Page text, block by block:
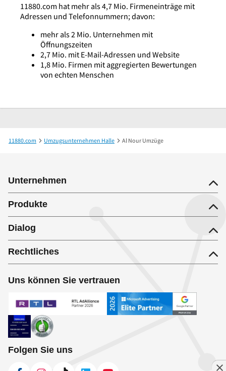
11880.com hat mehr als 4,7 Mio. Firmeneinträge mit
Adressen und Telefonnummern; davon:
mehr als 2 Mio. Unternehmen mit
Öffnungszeiten
2,7 Mio. mit E-Mail-Adressen und Website
1,8 Mio. Firmen mit aggregierten Bewertungen
von echten Menschen
11880.com Umzugsunternehmen Halle Al Nour Umzüge
Unternehmen
Produkte
Dialog
Rechtliches
Uns können Sie vertrauen
Folgen Sie uns